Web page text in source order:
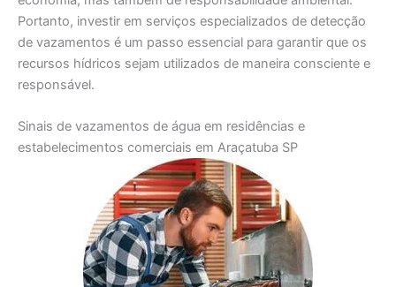
Portanto, investir em serviços especializados de detecção
de vazamentos é um passo essencial para garantir que os
recursos hídricos sejam utilizados de maneira consciente e
responsável.
Sinais de vazamentos de água em residências e
estabelecimentos comerciais em Araçatuba SP